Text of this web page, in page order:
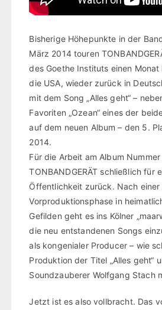
Bisherige Höhepunkte in der
März 2014 touren
des Goethe Instituts einen
die USA, wieder zurück in
mit dem Song „Alles geht“ –
Favoriten „Ozean“ eines der
auf dem neuen Album – den 5.
2014.
Für die Arbeit am Album
TONBANDGERÄT schließlich für
Öffentlichkeit zurück. Nach einer
Vorproduktionsphase in
Gefilden geht es ins Kölner
die neu entstandenen Songs
als kongenialer Producer – wie
Produktion der Titel „Alles geht“
Soundzauberer Wolfgang Stach
Jetzt ist es also vollbracht. Das